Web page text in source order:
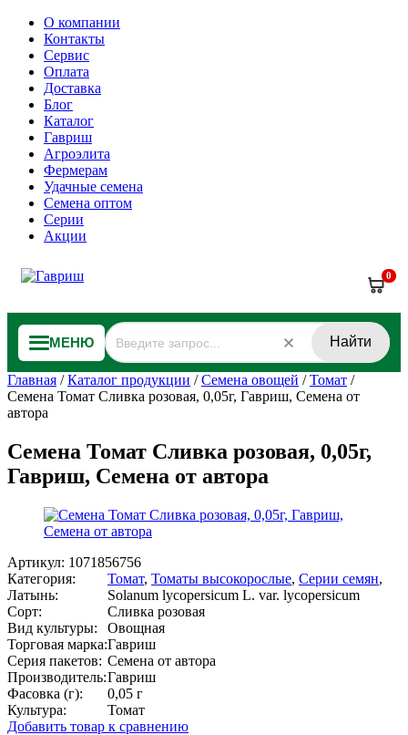
О компании
Контакты
Сервис
Оплата
Доставка
Блог
Каталог
Гавриш
Агроэлита
Фермерам
Удачные семена
Семена оптом
Серии
Акции
0
МЕНЮ Найти
Главная /Каталог продукции /Семена овощей /Томат /
Семена Томат Сливка розовая, 0,05г, Гавриш, Семена от
автора
Семена Томат Сливка розовая, 0,05г,
Гавриш, Семена от автора
Артикул: 1071856756
Категория:
Томат, Томаты высокорослые, Серии семян,
Латынь:
Solanum lycopersicum L. var. lycopersicum
Сорт:
Сливка розовая
Вид культуры:
Овощная
Торговая марка:Гавриш
Серия пакетов: Семена от автора
Производитель:Гавриш
Фасовка (г):
0,05 г
Культура:
Томат
Добавить товар к сравнению